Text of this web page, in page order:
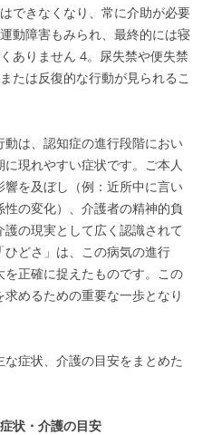
できなくなり、常に介助が必要
動障害もみられ、最終的には寝
ありません 4。尿失禁や便失禁
たは反復的な行動が見られるこ
は、認知症の進行段階におい
現れやすい症状です。ご本人
を及ぼし（例：近所中に言い
の変化）、介護者の精神的負
の現実として広く認識されて
どさ」は、この病気の進行
正確に捉えたものです。この
めるための重要な一歩となり
症状、介護の目安をまとめた
状・介護の目安